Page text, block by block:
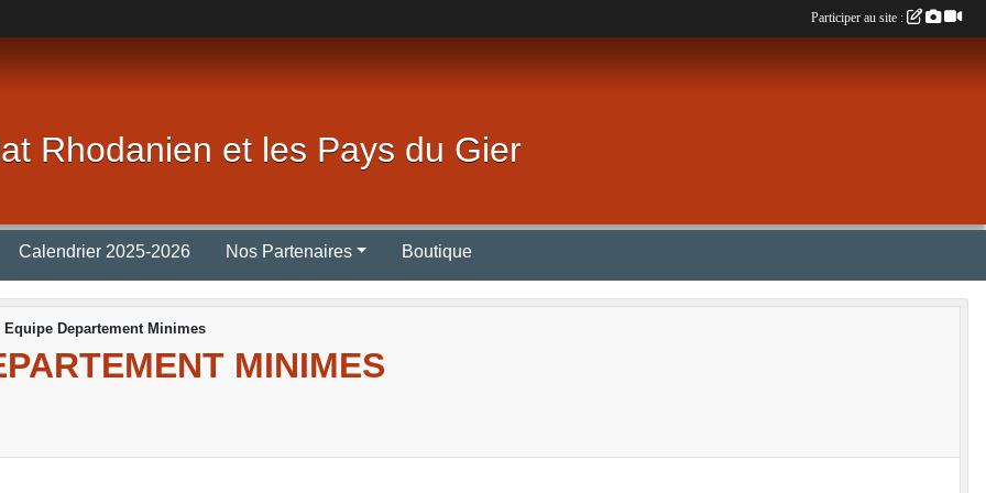
Rhodanien et les Pays du Gier
Calendrier 2025-2026 Nos Partenaires Boutique
Equipe Departement Minimes
MINIMES
Participer au site :